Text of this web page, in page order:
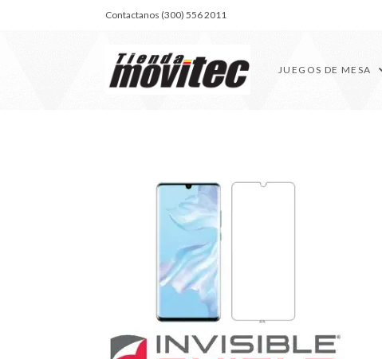
Contactanos (300) 556 2011
JUEGOS DE MESA